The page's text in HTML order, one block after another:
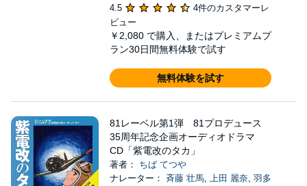
4.5
4件のカスタマーレ
ビュー
￥2,080 で購入、またはプレミアムプ
ラン30日間無料体験で試す
無料体験を試す
81レーベル第1弾 81プロデュース
35周年記念企画オーディオドラマ
CD「紫電改のタカ」
著者： ちば てつや
ナレーター： 斉藤 壮馬, 上田 麗奈, 羽多